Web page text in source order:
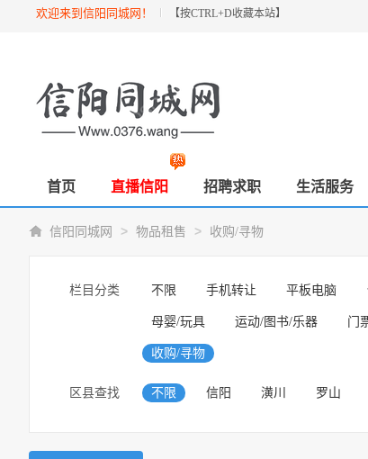
欢迎来到信阳同城网！ 【按CTRL+D收藏本站】
首页 直播信阳 招聘求职 生活服务
信阳同城网 > 物品租售 > 收购/寻物
栏目分类 不限 手机转让 平板电脑
母婴/玩具 运动/图书/乐器 门
收购/寻物
区县查找 不限 信阳 潢川 罗山